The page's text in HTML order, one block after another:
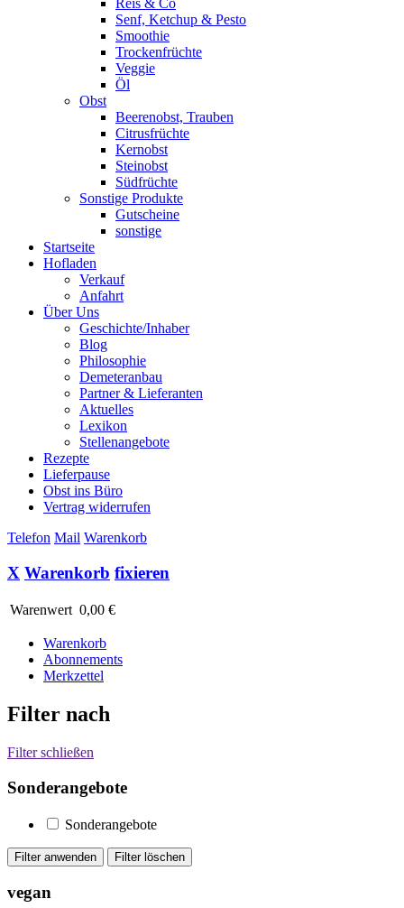
Reis & Co
Senf, Ketchup & Pesto
Smoothie
Trockenfrüchte
Veggie
Öl
Obst
Beerenobst, Trauben
Citrusfrüchte
Kernobst
Steinobst
Südfrüchte
Sonstige Produkte
Gutscheine
sonstige
Startseite
Hofladen
Verkauf
Anfahrt
Über Uns
Geschichte/Inhaber
Blog
Philosophie
Demeteranbau
Partner & Lieferanten
Aktuelles
Lexikon
Stellenangebote
Rezepte
Lieferpause
Obst ins Büro
Vertrag widerrufen
Telefon Mail Warenkorb
X Warenkorb fixieren
Warenwert 0,00 €
Warenkorb
Abonnements
Merkzettel
Filter nach
Filter schließen
Sonderangebote
Sonderangebote
vegan